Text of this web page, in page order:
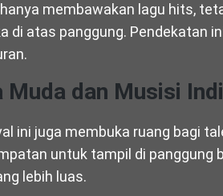
membawakan lagu hits,
di atas panggung. Pendekatan
Muda dan Musisi
ini juga membuka ruang bagi
untuk tampil di panggung
lebih luas.